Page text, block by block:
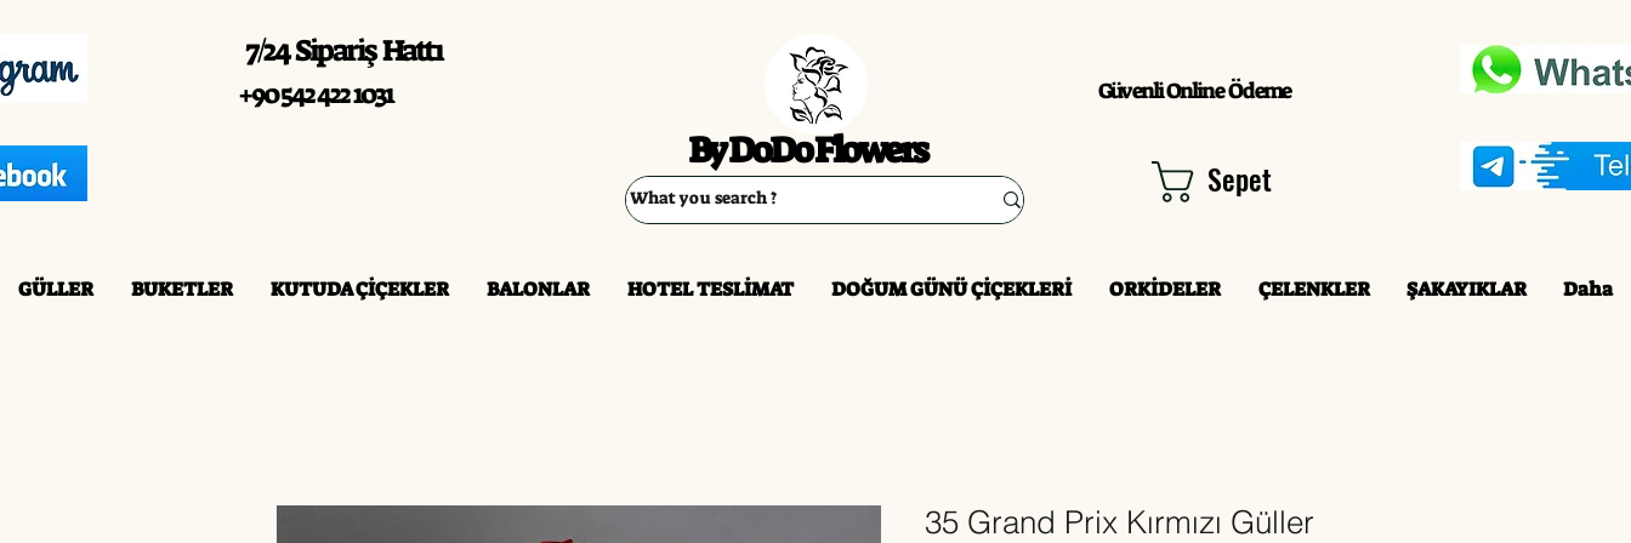
7/24 Sipariş Hattı
+90 542 422 1031
By DoDo Flowers
Güvenli Online Ödeme
Sepet
GÜLLER BUKETLER KUTUDA ÇİÇEKLER BALONLAR HOTEL TESLİMAT DOĞUM GÜNÜ ÇİÇEKLERİ ORKİDELER ÇELENKLER ŞAKAYIKLAR Daha
35 Grand Prix Kırmızı Güller